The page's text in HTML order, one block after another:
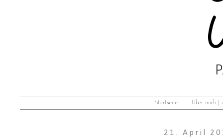
Startseite Über mich |
21. April